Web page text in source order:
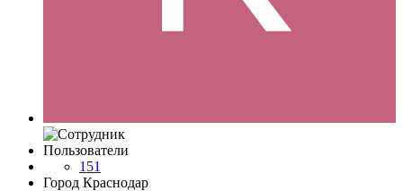
Пользователи
151
Город Краснодар